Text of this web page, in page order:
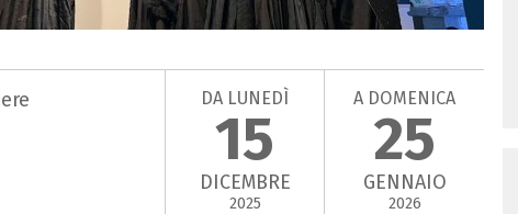
DA LUNEDÌ
15
DICEMBRE
2025
A DOMENICA
25
GENNAIO
2026